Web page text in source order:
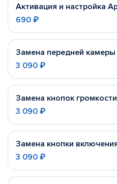
Активация и настройка
690 ₽
Замена передней камеры
3 090 ₽
Замена кнопок громкости
3 090 ₽
Замена кнопки
3 090 ₽